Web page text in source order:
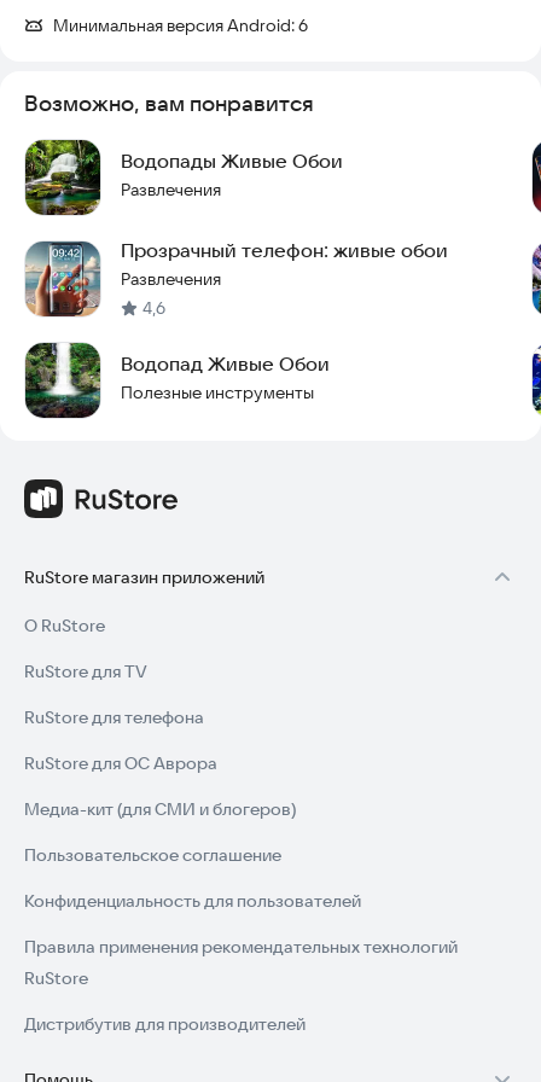
Минимальная версия Android:6
Возможно, вам понравится
Водопады Живые Обои
Развлечения
Прозрачный телефон: живые обои
Развлечения
4,6
Водопад Живые Обои
Полезные инструменты
RuStore магазин приложений
О RuStore
RuStore для TV
RuStore для телефона
RuStore для ОС Аврора
Медиа-кит (для СМИ и блогеров)
Пользовательское соглашение
Конфиденциальность для пользователей
Правила применения рекомендательных технологий
RuStore
Дистрибутив для производителей